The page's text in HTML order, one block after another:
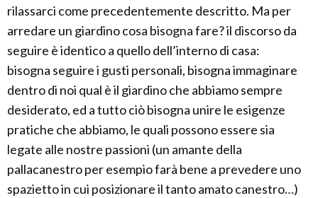
rilassarci come precedentemente descritto. Ma per
arredare un giardino cosa bisogna fare? il discorso da
seguire è identico a quello dell’interno di casa:
bisogna seguire i gusti personali, bisogna immaginare
dentro di noi qual è il giardino che abbiamo sempre
desiderato, ed a tutto ciò bisogna unire le esigenze
pratiche che abbiamo, le quali possono essere sia
legate alle nostre passioni (un amante della
pallacanestro per esempio farà bene a prevedere uno
spazietto in cui posizionare il tanto amato canestro…)